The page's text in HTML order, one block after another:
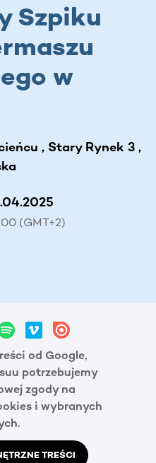
Szpiku
w
, Stary Rynek 3 ,
(GMT+2)
od Google,
potrzebujemy
zgody na
i wybranych
TREŚCI